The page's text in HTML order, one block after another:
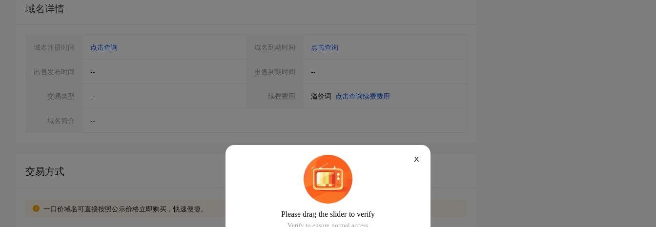
域名详情
域名注册时间 点击查询 域名到期时间 点击查询
出售发布时间 -- 出售到期时间 --
交易类型 -- 续费费用 溢价词 点击查询续费费用
域名简介 --
交易方式
一口价域名可直接按照公示价格立即购买，快速便捷。
X